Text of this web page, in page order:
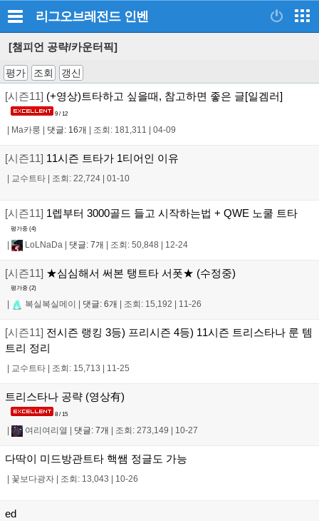
리그오브레전드 인벤
[챔피언 공략/카운터픽]
평가 조회 갱신
[시즌11] (+영상)트타하고 싶을때, 참고하면 좋은 글[일겜러]
9 / 12
Ma카룽 댓글: 16개 조회: 181,311 04-09
[시즌11] 11시즌 트타가 1티어인 이유
교수트타 조회: 22,724 01-10
[시즌11] 1렙부터 3000골드 들고 시작하는법 + QWE 노쿨 트타
평가중 (4)
| LoLNaDa | 댓글: 7개 | 조회: 50,848 | 12-24
[시즌11] ★심심해서 써본 탱트타 서폿★ (수정중)
평가중 (2)
복실복실메이 댓글: 6개 조회: 15,192 11-26
[시즌11] 전시즌 랭킹 3등) 프리시즌 4등) 11시즌 트리스타나 룬 템
트리 정리
교수트타 조회: 15,713 11-25
트리스타나 공략 (영상有)
8 / 15
여리여리열 댓글: 7개 조회: 273,149 10-27
다딱이 미드방관트타 핵쌤 정글도 가능
꽃보다광자 조회: 13,043 10-26
ed